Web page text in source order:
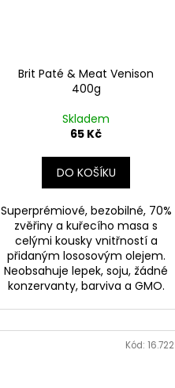
Brit Paté & Meat Venison
400g
Skladem
65 Kč
DO KOŠÍKU
Superprémiové, bezobilné, 70%
zvěřiny a kuřecího masa s
celými kousky vnitřností a
přidaným lososovým olejem.
Neobsahuje lepek, soju, žádné
konzervanty, barviva a GMO.
Kód:16.722